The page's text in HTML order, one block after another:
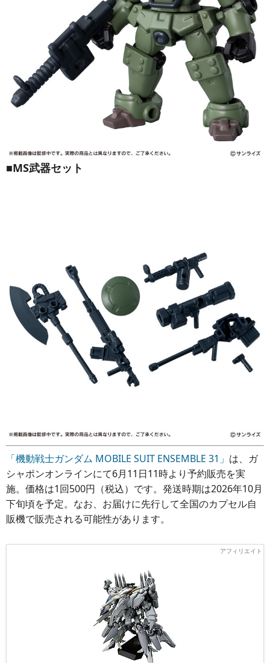
■MS武器セット
「機動戦士ガンダム MOBILE SUIT ENSEMBLE 31」 は、ガ
シャポンオンラインにて6月11日11時より予約販売を実
施。価格は1回500円（税込）です。発送時期は2026年10月
下旬頃を予定。なお、お届けに先行して全国のカプセル自
販機で販売される可能性があります。